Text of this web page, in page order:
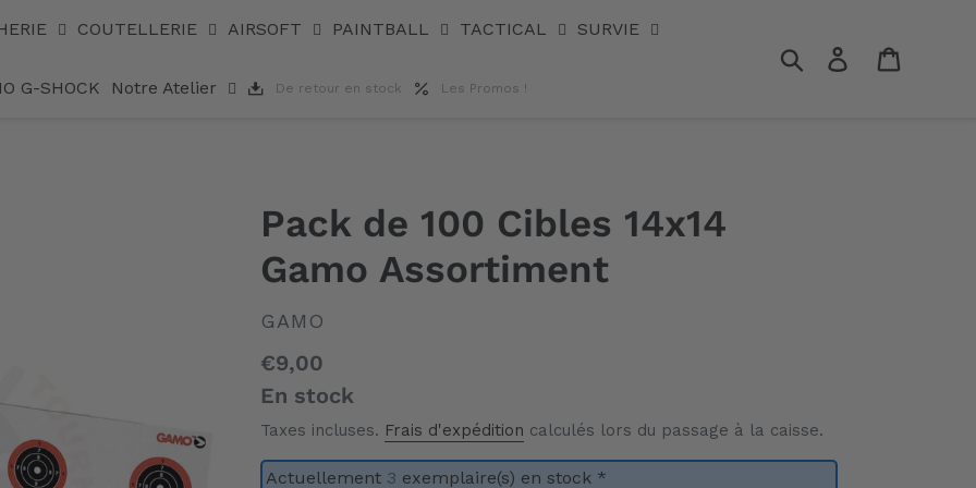
COUTELLERIE AIRSOFT PAINTBALL TACTICAL SURVIE
G-SHOCK Notre Atelier De retour en stock Les Promos !
RechercherSe connecter
Pack de 100 Cibles 14x14
Gamo Assortiment
DISTRIBUTEUR
GAMO
Prix
normal
€9,00
En stock
Taxes incluses. Frais d'expédition calculés lors du passage à la caisse.
Actuellement 3 exemplaire(s) en stock *